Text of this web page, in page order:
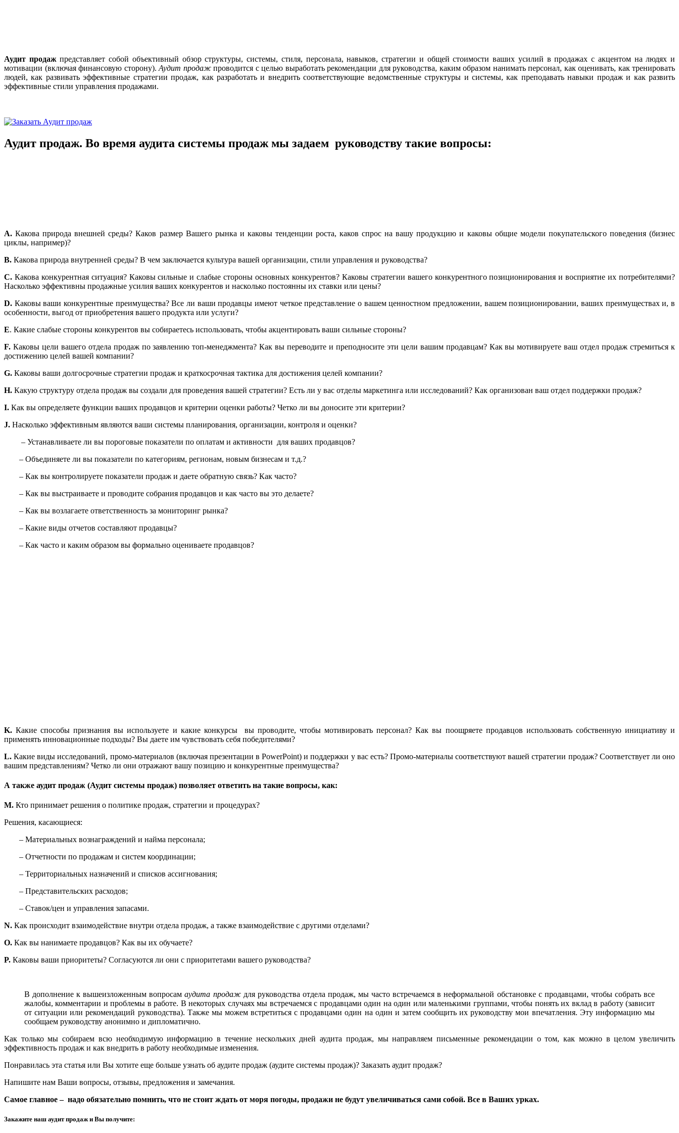
Аудит продажпредставляет собой объективный обзор структуры, системы, стиля, персонала, навыков, стратегии и общей стоимости ваших усилий в продажах с акцентом на людях и
мотивации (включая финансовую сторону). Аудит продажпроводится с целью выработать рекомендации для руководства, каким образом нанимать персонал, как оценивать, как тренировать
людей, как развивать эффективные стратегии продаж, как разработать и внедрить соответствующие ведомственные структуры и системы, как преподавать навыки продаж и как развить
эффективные стили управления продажами.
Аудит продаж. Во время аудита системы продаж мы задаем руководству такие вопросы:
А. Какова природа внешней среды? Каков размер Вашего рынка и каковы тенденции роста, каков спрос на вашу продукцию и каковы общие модели покупательского поведения (бизнес
циклы, например)?
В. Какова природа внутренней среды? В чем заключается культура вашей организации, стили управления и руководства?
С. Какова конкурентная ситуация? Каковы сильные и слабые стороны основных конкурентов? Каковы стратегии вашего конкурентного позиционирования и восприятие их потребителями?
Насколько эффективны продажные усилия ваших конкурентов и насколько постоянны их ставки или цены?
D. Каковы ваши конкурентные преимущества? Все ли ваши продавцы имеют четкое представление о вашем ценностном предложении, вашем позиционировании, ваших преимуществах и, в
особенности, выгод от приобретения вашего продукта или услуги?
E. Какие слабые стороны конкурентов вы собираетесь использовать, чтобы акцентировать ваши сильные стороны?
F. Каковы цели вашего отдела продаж по заявлению топ-менеджмента? Как вы переводите и преподносите эти цели вашим продавцам? Как вы мотивируете ваш отдел продаж стремиться к
достижению целей вашей компании?
G. Каковы ваши долгосрочные стратегии продаж и краткосрочная тактика для достижения целей компании?
H. Какую структуру отдела продаж вы создали для проведения вашей стратегии? Есть ли у вас отделы маркетинга или исследований? Как организован ваш отдел поддержки продаж?
I. Как вы определяете функции ваших продавцов и критерии оценки работы? Четко ли вы доносите эти критерии?
J. Насколько эффективным являются ваши системы планирования, организации, контроля и оценки?
– Устанавливаете ли вы пороговые показатели по оплатам и активности для ваших продавцов?
– Объединяете ли вы показатели по категориям, регионам, новым бизнесам и т.д.?
– Как вы контролируете показатели продаж и даете обратную связь? Как часто?
– Как вы выстраиваете и проводите собрания продавцов и как часто вы это делаете?
– Как вы возлагаете ответственность за мониторинг рынка?
– Какие виды отчетов составляют продавцы?
– Как часто и каким образом вы формально оцениваете продавцов?
K. Какие способы признания вы используете и какие конкурсы вы проводите, чтобы мотивировать персонал? Как вы поощряете продавцов использовать собственную инициативу и
применять инновационные подходы? Вы даете им чувствовать себя победителями?
L. Какие виды исследований, промо-материалов (включая презентации в PowerPoint) и поддержки у вас есть? Промо-материалы соответствуют вашей стратегии продаж? Соответствует ли оно
вашим представлениям? Четко ли они отражают вашу позицию и конкурентные преимущества?
А также аудит продаж (Аудит системы продаж) позволяет ответить на такие вопросы, как:
M. Кто принимает решения о политике продаж, стратегии и процедурах?
Решения, касающиеся:
– Материальных вознаграждений и найма персонала;
– Отчетности по продажам и систем координации;
– Территориальных назначений и списков ассигнования;
– Представительских расходов;
– Ставок/цен и управления запасами.
N. Как происходит взаимодействие внутри отдела продаж, а также взаимодействие с другими отделами?
O. Как вы нанимаете продавцов? Как вы их обучаете?
P. Каковы ваши приоритеты? Согласуются ли они с приоритетами вашего руководства?
В дополнение к вышеизложенным вопросамаудита продаждля руководства отдела продаж, мы часто встречаемся в неформальной обстановке с продавцами, чтобы собрать все
жалобы, комментарии и проблемы в работе. В некоторых случаях мы встречаемся с продавцами один на один или маленькими группами, чтобы понять их вклад в работу (зависит
от ситуации или рекомендаций руководства). Также мы можем встретиться с продавцами один на один и затем сообщить их руководству мои впечатления. Эту информацию мы
сообщаем руководству анонимно и дипломатично.
Как только мы собираем всю необходимую информацию в течение нескольких дней аудита продаж, мы направляем письменные рекомендации о том, как можно в целом увеличить
эффективность продаж и как внедрить в работу необходимые изменения.
Понравилась эта статья или Вы хотите еще больше узнать об аудите продаж (аудите системы продаж)? Заказать аудит продаж?
Напишите нам Ваши вопросы, отзывы, предложения и замечания.
Самое главное – надо обязательно помнить, что не стоит ждать от моря погоды, продажи не будут увеличиваться сами собой. Все в Ваших урках.
Закажите наш аудит продаж и Вы получите: